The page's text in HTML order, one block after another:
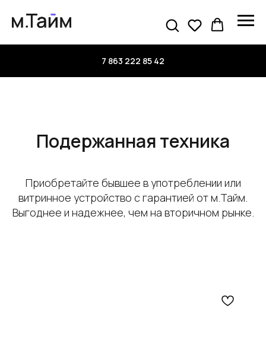
7 863 222 85 42
Подержанная техника
Приобретайте бывшее в употреблении или
витринное устройство с гарантией от м.Тайм.
Выгоднее и надежнее, чем на вторичном рынке.